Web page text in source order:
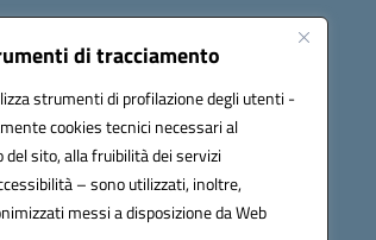
di tracciamento
strumenti di profilazione degli utenti -
cookies tecnici necessari al
sito, alla fruibilità dei servizi
– sono utilizzati, inoltre,
messi a disposizione da Web